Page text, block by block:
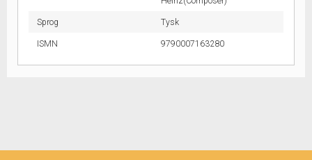
Sprog Tysk
ISMN 9790007163280